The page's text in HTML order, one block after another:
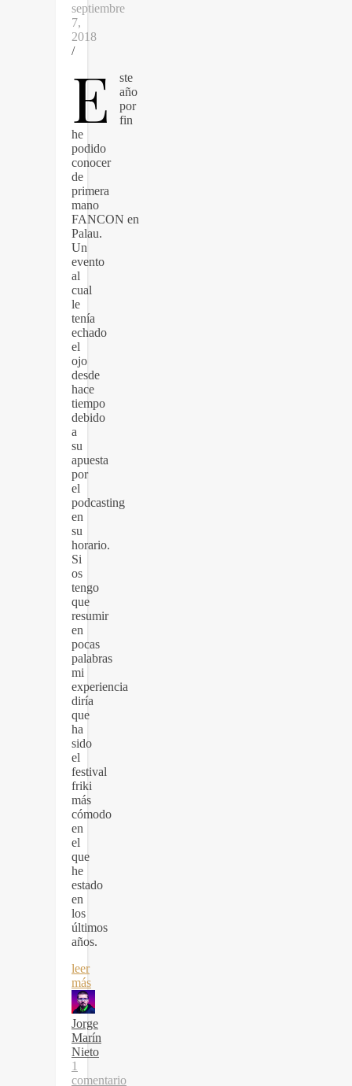
septiembre
7,
2018
/
E
ste
año
por
fin
he
podido
conocer
de
primera
mano
FANCON en
Palau.
Un
evento
al
cual
le
tenía
echado
el
ojo
desde
hace
tiempo
debido
a
su
apuesta
por
el
podcasting
en
su
horario.
Si
os
tengo
que
resumir
en
pocas
palabras
mi
experiencia
diría
que
ha
sido
el
festival
friki
más
cómodo
en
el
que
he
estado
en
los
últimos
años.
leer
más
Jorge
Marín
Nieto
1
comentario